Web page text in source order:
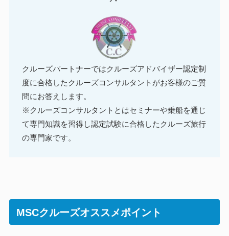
クルーズパートナーではクルーズアドバイザー認定制
度に合格したクルーズコンサルタントがお客様のご質
問にお答えします。
※クルーズコンサルタントとはセミナーや乗船を通じ
て専門知識を習得し認定試験に合格したクルーズ旅行
の専門家です。
MSCクルーズオススメポイント